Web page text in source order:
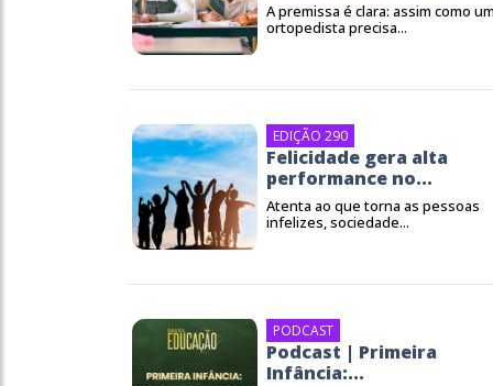
A premissa é clara: assim como
ortopedista precisa...
EDIÇÃO 290
Felicidade gera alta
performance no...
Atenta ao que torna as pessoas
infelizes, sociedade...
PODCAST
Podcast | Primeira
Infância:...